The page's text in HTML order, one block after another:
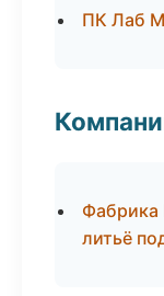
ПК Лаб
литьё